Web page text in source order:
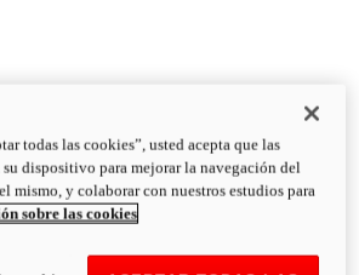
todas las cookies”, usted acepta que las
su dispositivo para mejorar la navegación del
mismo, y colaborar con nuestros estudios para
sobre las cookies